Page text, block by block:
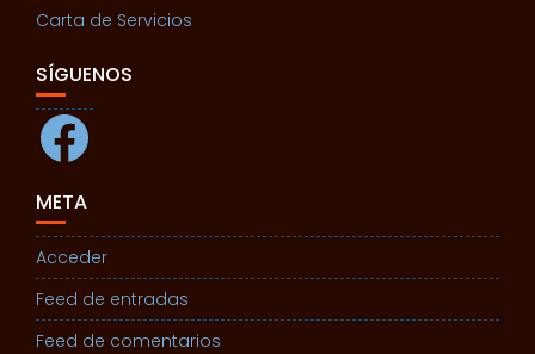
Carta de Servicios
SÍGUENOS
Facebook
META
Acceder
Feed de entradas
Feed de comentarios